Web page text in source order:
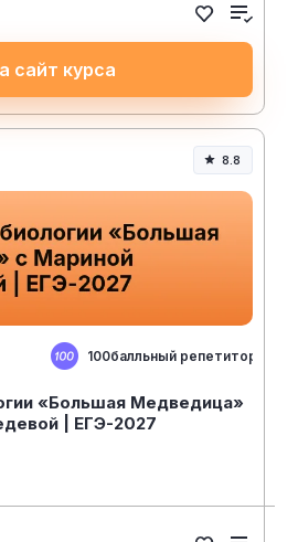
сайт курса
8.8
100балльный репетитор
«Большая Медведица»
| ЕГЭ-2027